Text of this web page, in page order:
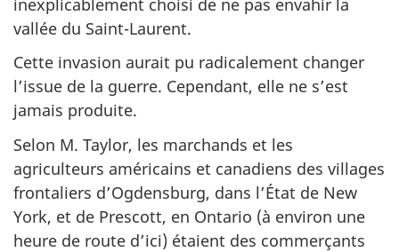
vallée du Saint-Laurent.
Cette invasion aurait pu radicalement changer
l’issue de la guerre. Cependant, elle ne s’est
jamais produite.
Selon M. Taylor, les marchands et les
agriculteurs américains et canadiens des villages
frontaliers d’Ogdensburg, dans l’État de New
York, et de Prescott, en Ontario (à environ une
heure de route d’ici) étaient des commerçants